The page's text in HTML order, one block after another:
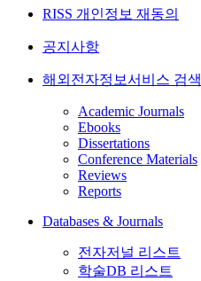
RISS 개인정보 재동의
공지사항
해외전자정보서비스 검색
Academic Journals
Ebooks
Dissertations
Conference Materials
Reviews
Reports
Databases & Journals
전자저널 리스트
학술DB 리스트